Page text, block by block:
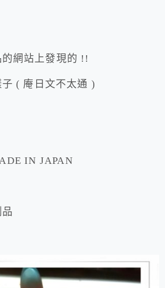
網站上發現的 !!
( 庵日文不太通 )
IN JAPAN